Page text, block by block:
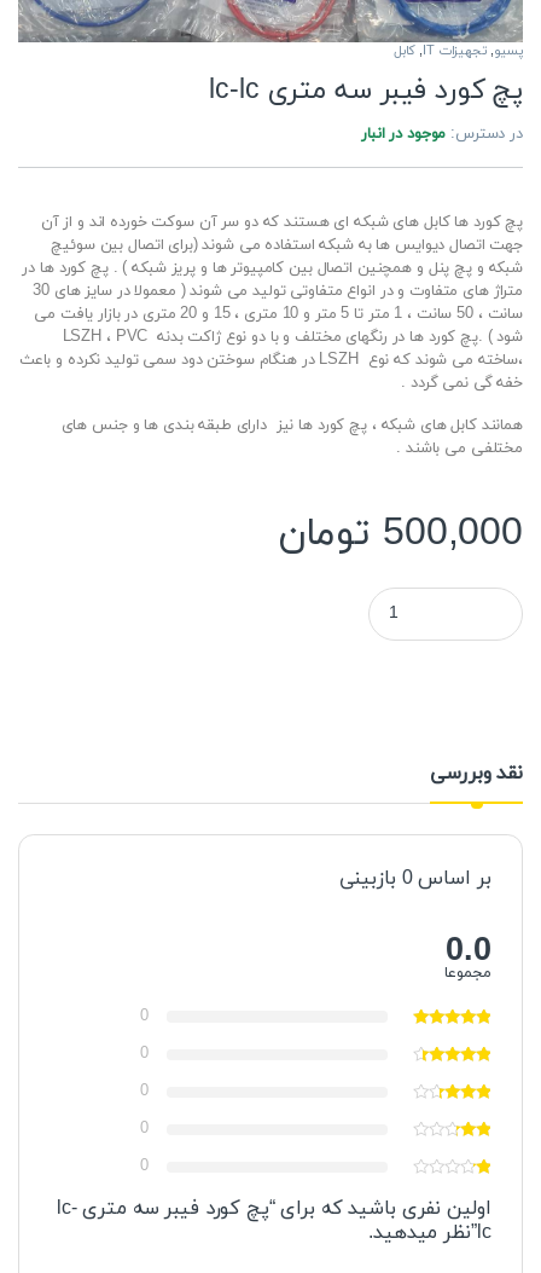
پسیو,تجهیزات IT , کابل
پچ کورد فیبر سه متری lc-lc
در دسترس: موجود در انبار
پچ کورد ها کابل های شبکه ای هستند که دو سر آن سوکت خورده اند و از آن
جهت اتصال دیوایس ها به شبکه استفاده می شوند (برای اتصال بین سوئیچ
شبکه و پچ پنل و همچنین اتصال بین کامپیوتر ها و پریز شبکه ) . پچ کورد ها در
متراژ های متفاوت و در انواع متفاوتی تولید می شوند ( معمولا در سایز های 30
سانت ، 50 سانت ، 1 متر تا 5 متر و 10 متری ، 15 و 20 متری در بازار یافت می
شود ) .پچ کورد ها در رنگهای مختلف و با دو نوع ژاکت بدنه LSZH ، PVC
،ساخته می شوند که نوع LSZH در هنگام سوختن دود سمی تولید نکرده و باعث
خفه گی نمی گردد .
همانند کابل های شبکه ، پچ کورد ها نیز دارای طبقه بندی ها و جنس های
مختلفی می باشند .
500,000 تومان
تعداد : پچ کورد فیبر سه متری lc-lc
نقد وبررسی
بر اساس 0 ​​بازبینی
0.0
مجموعا
0
0
0
0
0
اولین نفری باشید که برای “پچ کورد فیبر سه متری lc-
lc”نظر میدهید.